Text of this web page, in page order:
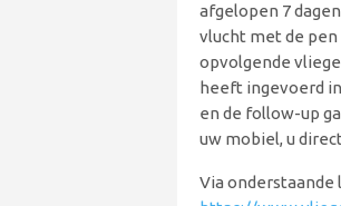
afgelopen 7
vlucht met de
opvolgende
heeft ingevoerd
en de follow-up
uw mobiel, u
Via onderstaande